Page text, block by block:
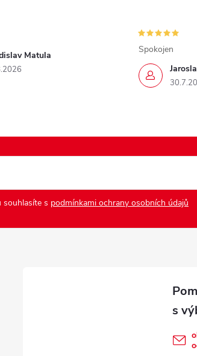
Matula
Spokojen
souhlasíte s podmínkami ochrany osobních údajů